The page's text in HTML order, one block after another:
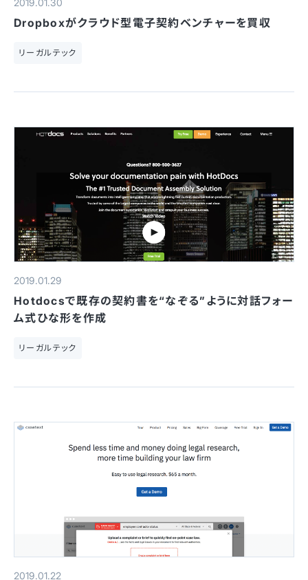
Dropboxがクラウド型電子契約ベンチャーを買収
リーガルテック
2019.01.29
Hotdocsで既存の契約書を“なぞる”ように対話フォー
ム式ひな形を作成
リーガルテック
2019.01.22